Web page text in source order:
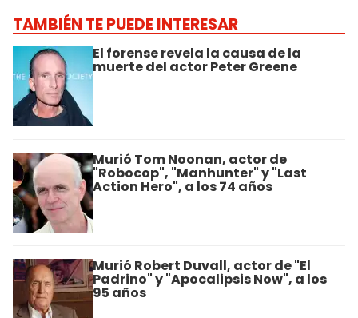
TAMBIÉN TE PUEDE INTERESAR
El forense revela la causa de la
muerte del actor Peter Greene
Murió Tom Noonan, actor de
"Robocop", "Manhunter" y "Last
Action Hero", a los 74 años
Murió Robert Duvall, actor de "El
Padrino" y "Apocalipsis Now", a los
95 años